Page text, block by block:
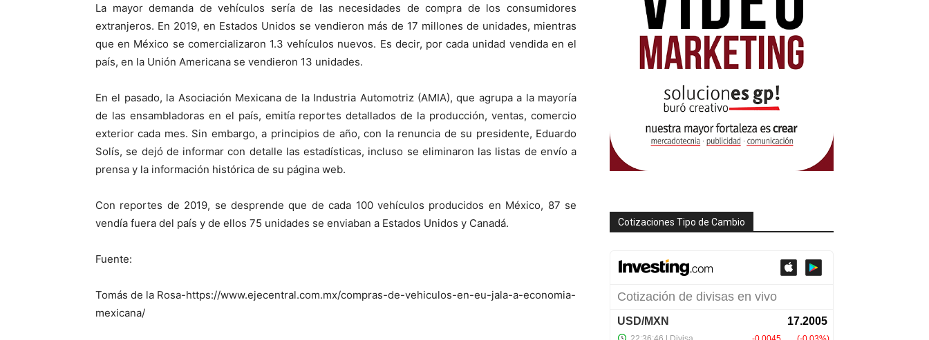
La mayor demanda de vehículos sería de las necesidades de compra de los consumidores
extranjeros. En 2019, en Estados Unidos se vendieron más de 17 millones de unidades, mientras
que en México se comercializaron 1.3 vehículos nuevos. Es decir, por cada unidad vendida en el
país, en la Unión Americana se vendieron 13 unidades.
En el pasado, la Asociación Mexicana de la Industria Automotriz (AMIA), que agrupa a la mayoría
de las ensambladoras en el país, emitía reportes detallados de la producción, ventas, comercio
exterior cada mes. Sin embargo, a principios de año, con la renuncia de su presidente, Eduardo
Solís, se dejó de informar con detalle las estadísticas, incluso se eliminaron las listas de envío a
prensa y la información histórica de su página web.
Con reportes de 2019, se desprende que de cada 100 vehículos producidos en México, 87 se
vendía fuera del país y de ellos 75 unidades se enviaban a Estados Unidos y Canadá.
Fuente:
Tomás de la Rosa-https://www.ejecentral.com.mx/compras-de-vehiculos-en-eu-jala-a-economia-
mexicana/
Cotizaciones Tipo de Cambio